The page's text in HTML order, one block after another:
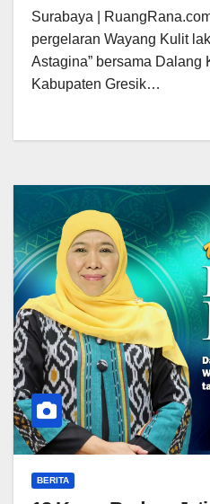
Surabaya |
pergelaran Wayang Kulit
Astagina” bersama Dalang
Kabupaten Gresik…
BERITA